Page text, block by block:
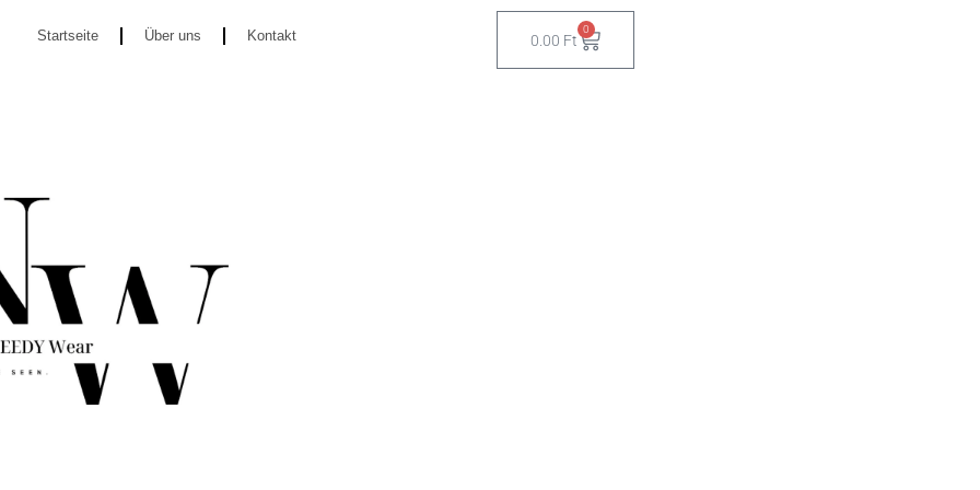
Startseite Über uns Kontakt 0.00 Ft
0
Cart